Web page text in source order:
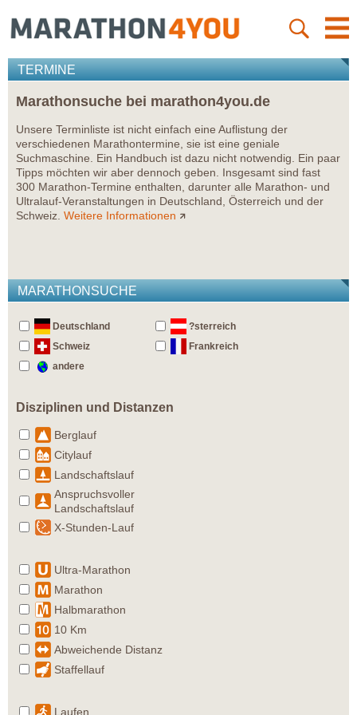
TERMINE
Marathonsuche bei marathon4you.de
Unsere Terminliste ist nicht einfach eine Auflistung der
verschiedenen Marathontermine, sie ist eine geniale
Suchmaschine. Ein Handbuch ist dazu nicht notwendig. Ein paar
Tipps möchten wir aber dennoch geben. Insgesamt sind fast
300 Marathon-Termine enthalten, darunter alle Marathon- und
Ultralauf-Veranstaltungen in Deutschland, Österreich und der
Schweiz. Weitere Informationen
MARATHONSUCHE
Deutschland
?sterreich
Schweiz
Frankreich
andere
Disziplinen und Distanzen
Berglauf
Citylauf
Landschaftslauf
Anspruchsvoller
Landschaftslauf
X-Stunden-Lauf
Ultra-Marathon
Marathon
Halbmarathon
10 Km
Abweichende Distanz
Staffellauf
Laufen